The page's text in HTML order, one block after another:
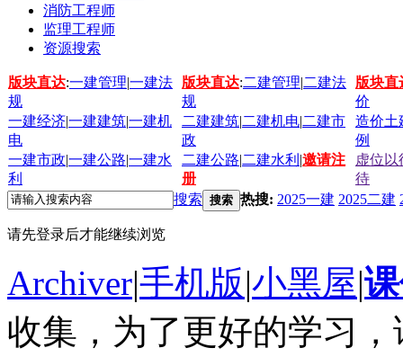
消防工程师
监理工程师
资源搜索
版块直达:一建管理|一建法
规
版块直达:二建管理|二建法
规
版块直
价
一建经济|一建建筑|一建机
电
二建建筑|二建机电|二建市
政
造价土
例
一建市政|一建公路|一建水
利
二建公路|二建水利 |邀请注
册
虚位以
待
搜索 搜索 热搜: 2025一建 2025二建
请先登录后才能继续浏览
Archiver|手机版|小黑屋|
收集，为了更好的学习